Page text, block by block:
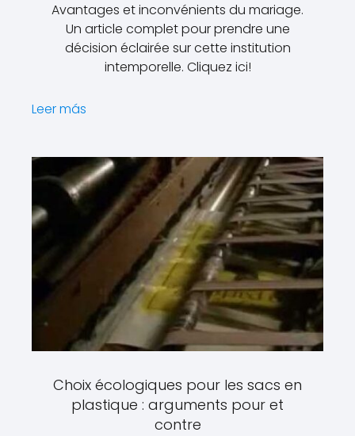
Avantages et inconvénients du mariage.
Un article complet pour prendre une
décision éclairée sur cette institution
intemporelle. Cliquez ici!
Leer más
Choix écologiques pour les sacs en
plastique : arguments pour et
contre